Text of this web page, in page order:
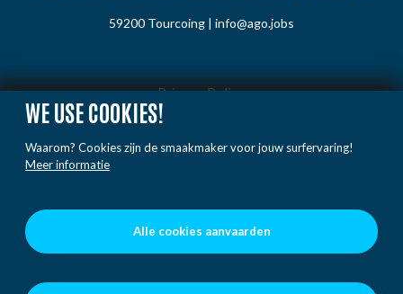
WE USE COOKIES!
Waarom? Cookies zijn de smaakmaker voor jouw surfervaring!
Meer informatie
Alle cookies aanvaarden
59200 Tourcoing | info@ago.jobs
Privacy Policy
Cookie Policy
Gedragsregels
Voorwaarden